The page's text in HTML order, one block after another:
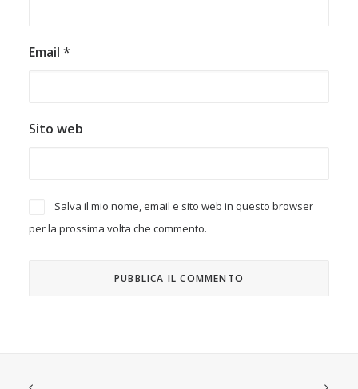
Email *
Sito web
Salva il mio nome, email e sito web in questo browser
per la prossima volta che commento.